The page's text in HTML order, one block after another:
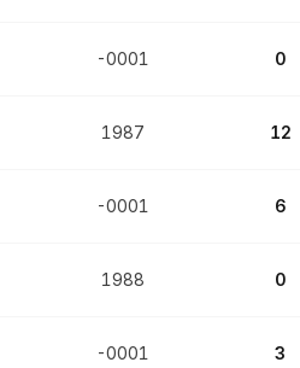
-0001 0
1987 12
-0001 6
1988 0
-0001 3